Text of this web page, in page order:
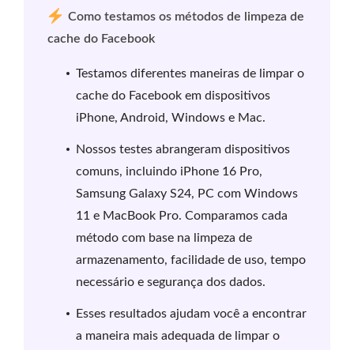
Como testamos os métodos de limpeza de
cache do Facebook
Testamos diferentes maneiras de limpar o
cache do Facebook em dispositivos
iPhone, Android, Windows e Mac.
Nossos testes abrangeram dispositivos
comuns, incluindo iPhone 16 Pro,
Samsung Galaxy S24, PC com Windows
11 e MacBook Pro. Comparamos cada
método com base na limpeza de
armazenamento, facilidade de uso, tempo
necessário e segurança dos dados.
Esses resultados ajudam você a encontrar
a maneira mais adequada de limpar o